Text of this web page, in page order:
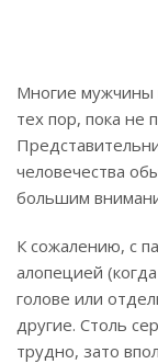
Многие мужчины
тех пор, пока не
человечества
большим
К сожалению, с
алопецией
голове или
другие. Столь
трудно, зато